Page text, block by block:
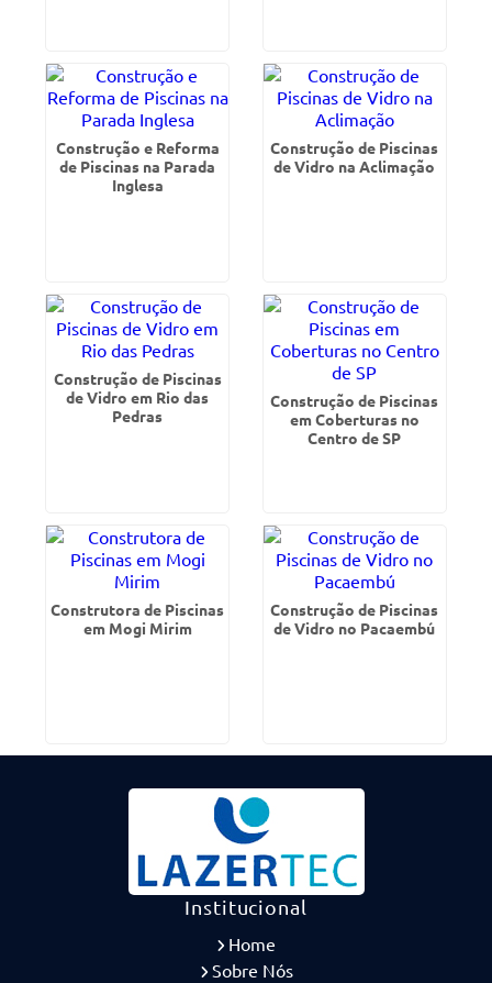
Construção e Reforma
de Piscinas na Parada
Inglesa
Construção de Piscinas
de Vidro na Aclimação
Construção de Piscinas
de Vidro em Rio das
Pedras
Construção de Piscinas
em Coberturas no
Centro de SP
Construtora de Piscinas
em Mogi Mirim
Construção de Piscinas
de Vidro no Pacaembú
Institucional
Home
Sobre Nós